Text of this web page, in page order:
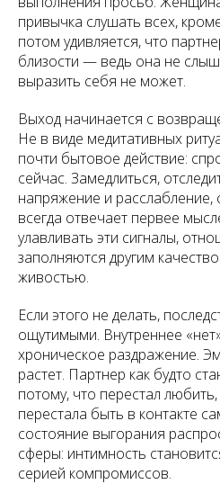
привычка слушать всех,
потом удивляется, что
близости — ведь она не
выразить себя не может.
Выход начинается с
Не в виде медитативных
почти бытовое действие:
сейчас. Замедлиться,
напряжение и расслабление,
всегда отвечает первее
улавливать эти сигналы,
заполняются другим
живостью.
Если этого не делать,
ощутимыми. Внутреннее
хроническое раздражение.
растет. Партнер как будто
потому, что перестал
перестала быть в контакте
состояние выгорания
сферы: интимность
серией компромиссов.